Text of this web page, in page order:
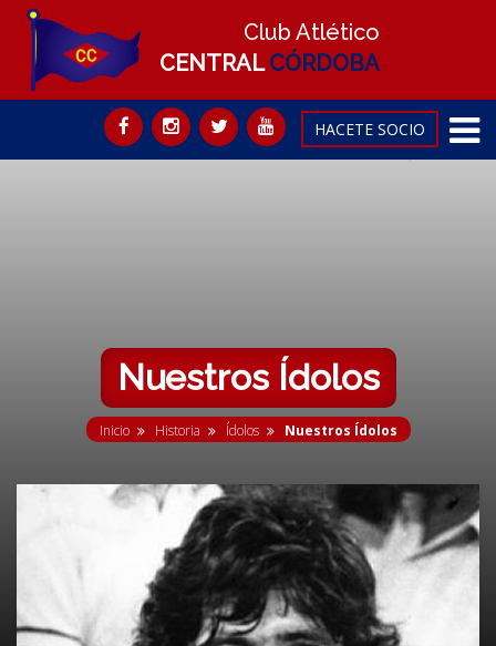
Club Atlético
CENTRALCÓRDOBA
HACETE SOCIO
Nuestros Ídolos
Inicio Historia Ídolos Nuestros Ídolos